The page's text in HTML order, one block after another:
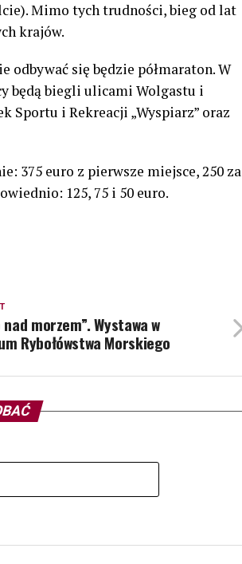
Mimo tych trudności, bieg od lat
krajów.
się będzie półmaraton. W
będą biegli ulicami Wolgastu i
Sportu i Rekreacji „Wyspiarz” oraz
375 euro z pierwsze miejsce, 250 za
125, 75 i 50 euro.
morzem”. Wystawa w
Rybołówstwa Morskiego